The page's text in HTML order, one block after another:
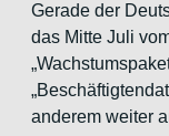
Gerade der
das Mitte Juli
anderem weiter